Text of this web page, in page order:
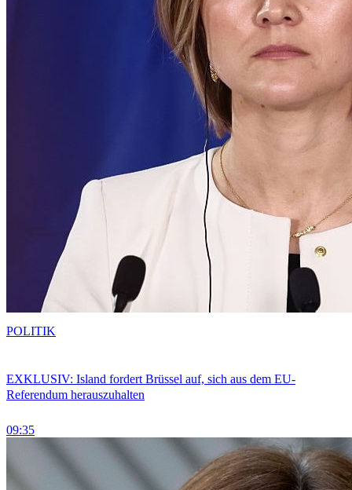
EXKLUSIV: Island fordert Brüssel auf, sich aus dem EU-
Referendum herauszuhalten
09:35
POLITIK